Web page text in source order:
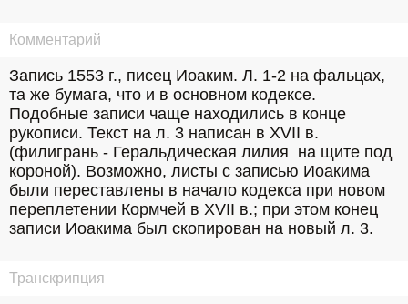
Комментарий
Запись 1553 г., писец Иоаким. Л. 1-2 на фальцах,
та же бумага, что и в основном кодексе.
Подобные записи чаще находились в конце
рукописи. Текст на л. 3 написан в XVII в.
(филигрань - Геральдическая лилия  на щите под
короной). Возможно, листы с записью Иоакима
были переставлены в начало кодекса при новом
переплетении Кормчей в XVII в.; при этом конец
записи Иоакима был скопирован на новый л. 3.
Транскрипция